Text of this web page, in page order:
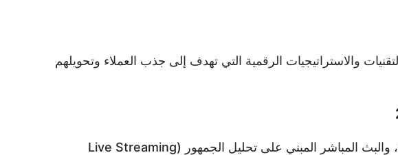
2025 سوف يكون منظومة متكاملة من التقنيات والاستراتيجيات الرقمية التي تهدف إلى جذب العملاء وتحويلهم
توظيف الفيديوهات الترويجية عالية الجودة، والبث المباشر المبني على تحليل الجمهور (Live Streaming